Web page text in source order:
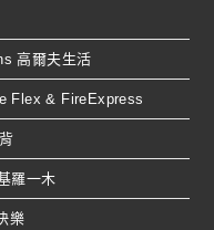
高爾夫生活
Flex & FireExpress
羅一木
樂